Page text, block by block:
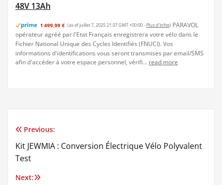
48V 13Ah
1 499,99 € (as of juillet 7, 2025 21:37 GMT +00:00 - Plus d’infos) PARAVOL
opérateur agréé par l'Etat Français enregistrera votre vélo dans le
Fichier National Unique des Cycles Identifiés (FNUCI). Vos
informations d'identifications vous seront transmises par email/SMS
afin d'accéder à votre espace personnel, vérifi... read more
Navigation
de
l’article
Previous:
Kit JEWMIA : Conversion Électrique Vélo Polyvalent
Test
Next: